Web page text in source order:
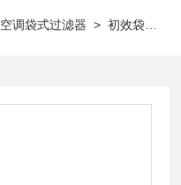
空调袋式过滤器 >初效袋式过滤器